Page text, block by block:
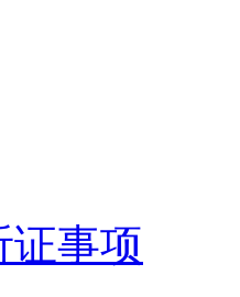
证事项